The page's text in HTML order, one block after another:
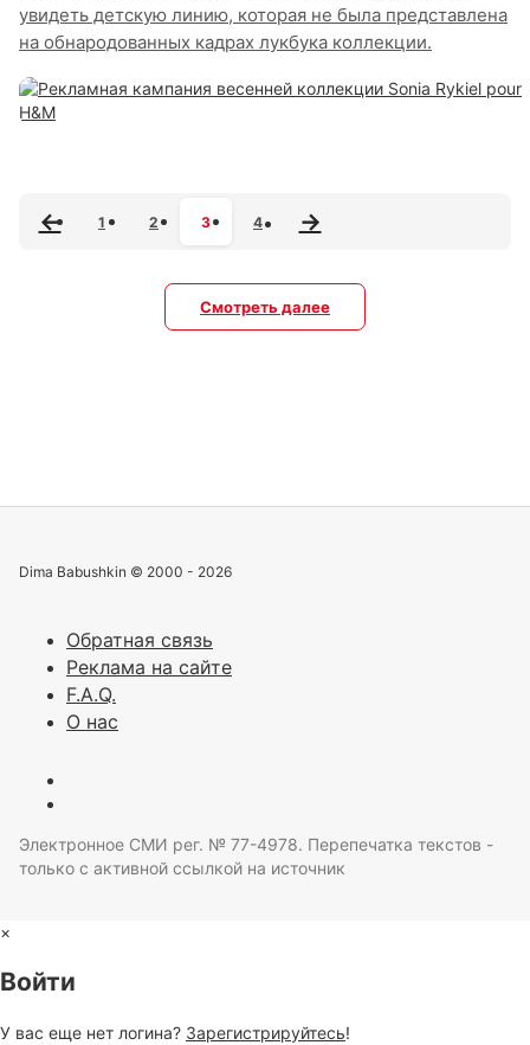
увидеть детскую линию, которая не была представлена
на обнародованных кадрах лукбука коллекции.
1 2 3 4
Смотреть далее
Dima Babushkin © 2000 - 2026
Обратная связь
Реклама на сайте
F.A.Q.
О нас
Электронное СМИ рег. № 77-4978. Перепечатка текстов -
только с активной ссылкой на источник
×
Войти
У вас еще нет логина? Зарегистрируйтесь!